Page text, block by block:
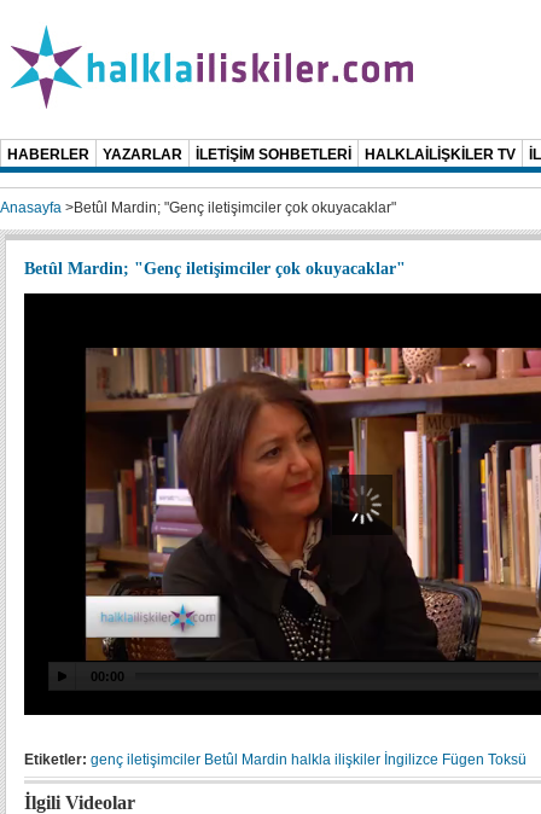
HABERLER YAZARLAR İLETİŞİM SOHBETLERİ HALKLAİLİŞKİLER TV
Anasayfa >Betûl Mardin; "Genç iletişimciler çok okuyacaklar"
Betûl Mardin; "Genç iletişimciler çok okuyacaklar"
Etiketler: genç iletişimciler Betûl Mardin halkla ilişkiler İngilizce Fügen Toksü
İlgili Videolar